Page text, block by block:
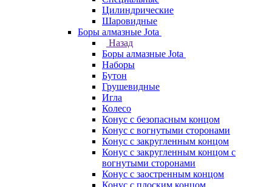
Цилиндрические
Шаровидные
Боры алмазные Jota
Назад
Боры алмазные Jota
Наборы
Бутон
Грушевидные
Игла
Колесо
Конус с безопасным концом
Конус с вогнутыми сторонами
Конус с закругленным концом
Конус с закругленным концом с
вогнутыми сторонами
Конус с заостренным концом
Конус с плоским концом